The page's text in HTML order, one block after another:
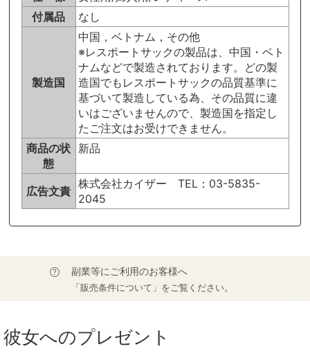
付属品
なし
製造国
中国，ベトナム，その他
※レスポートサックの製品は、中国・ベト
ナムなどで製造されております。どの製
造国でもレスポートサックの品質基準に
基づいて製造している為、その品質に違
いはございませんので、製造国を指定し
たご注文はお受けできません。
商品の状
態
新品
広告文責
株式会社カイザー TEL：03-5835-
2045
副業等にご利用のお客様へ
「販売条件について」をご覧ください。
彼女へのプレゼント